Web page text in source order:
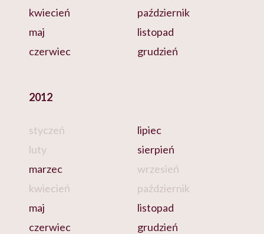
kwiecień
maj
czerwiec
październik
listopad
grudzień
2012
styczeń
luty
marzec
kwiecień
maj
czerwiec
lipiec
sierpień
wrzesień
październik
listopad
grudzień